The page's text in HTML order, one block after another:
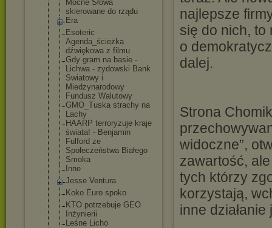
Mocne Słowa
skierowane do rządu
Era
Esoteric
Agenda_ścieżka
dźwiękowa z filmu
Gdy gram na basie -
Lichwa - zydowski Bank
Swiatowy i
Miedzynarodowy
Fundusz Walutowy
GMO_Tuska strachy na
Lachy
HAARP terroryzuje kraje
świata! - Benjamin
Fulford ze
Społeczeństwa Białego
Smoka
Inne
Jesse Ventura
Koko Euro spoko
KTO potrzebuje GEO
Inżynierii
Leśne Licho
najlepsze
się do nich,
o
dalej.
Strona
widoczne”,
zawartość,
tych którzy
korzystają,
inne